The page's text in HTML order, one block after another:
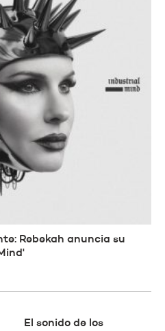
Rebekah anuncia su
El sonido de los